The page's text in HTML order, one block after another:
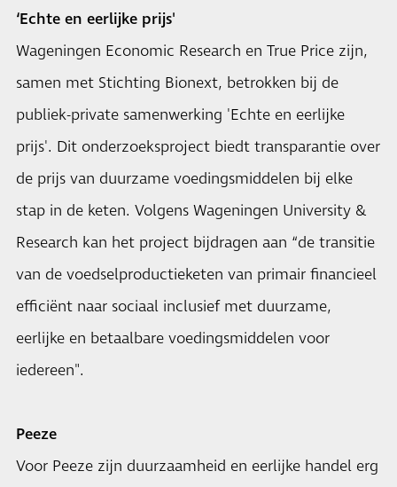
‘Echte en eerlijke prijs'
Wageningen Economic Research en True Price zijn,
samen met Stichting Bionext, betrokken bij de
publiek-private samenwerking 'Echte en eerlijke
prijs'. Dit onderzoeksproject biedt transparantie over
de prijs van duurzame voedingsmiddelen bij elke
stap in de keten. Volgens Wageningen University &
Research kan het project bijdragen aan “de transitie
van de voedselproductieketen van primair financieel
efficiënt naar sociaal inclusief met duurzame,
eerlijke en betaalbare voedingsmiddelen voor
iedereen".
Peeze
Voor Peeze zijn duurzaamheid en eerlijke handel erg